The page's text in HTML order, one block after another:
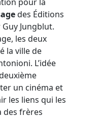
des Éditions
Jungblut.
les deux
la ville de
L’idée
un cinéma et
les liens qui les
des frères